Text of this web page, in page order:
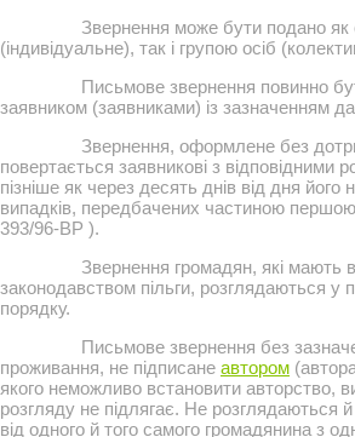
Звернення може бути подано
(індивідуальне), так і групою осіб
Письмове звернення повинно
заявником (заявниками) із зазначенням
Звернення, оформлене без
повертається заявникові з відповідними
пізніше як через десять днів від дня його
випадків, передбачених частиною першою
393/96-ВР ).
Звернення громадян, які мають
законодавством пільги, розглядаються у
порядку.
Письмове звернення без
проживання, не підписане автором
якого неможливо встановити авторство,
розгляду не підлягає. Не розглядаються
від одного й того самого громадянина з